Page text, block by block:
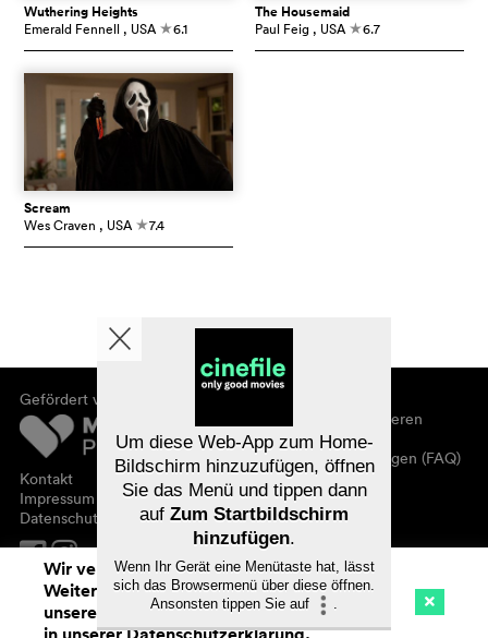
Kino Streaming Watchlist (
Wuthering Heights
Emerald Fennell , USA c6.1
The Housemaid
Paul Feig , USA c6.7
Scream
Wes Craven , USA c7.4
Gefördert von
Kontakt
Impressum
Datenschutz
Registrieren/abonnieren
Newsletter
Häufig gestellte Fragen (FAQ)
Gutscheine
Wir verwenden Cookies. Mit dem
Weitersurfen auf cinefile.ch stimmen Sie
unserer Cookie-Nutzung zu. Mehr Infos
Um diese Web-App zum Home-
Bildschirm hinzuzufügen, öffnen
Sie das Menü und tippen dann
auf Zum Startbildschirm
hinzufügen.
Wenn Ihr Gerät eine Menütaste hat, lässt
sich das Browsermenü über diese öffnen.
Ansonsten tippen Sie auf
.